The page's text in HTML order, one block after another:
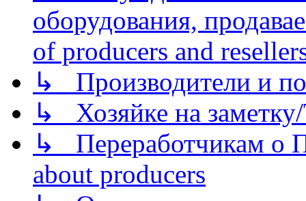
оборудования,
of producers and
↳ Производители и
↳ Хозяйке на
↳ Переработчикам о
about producers